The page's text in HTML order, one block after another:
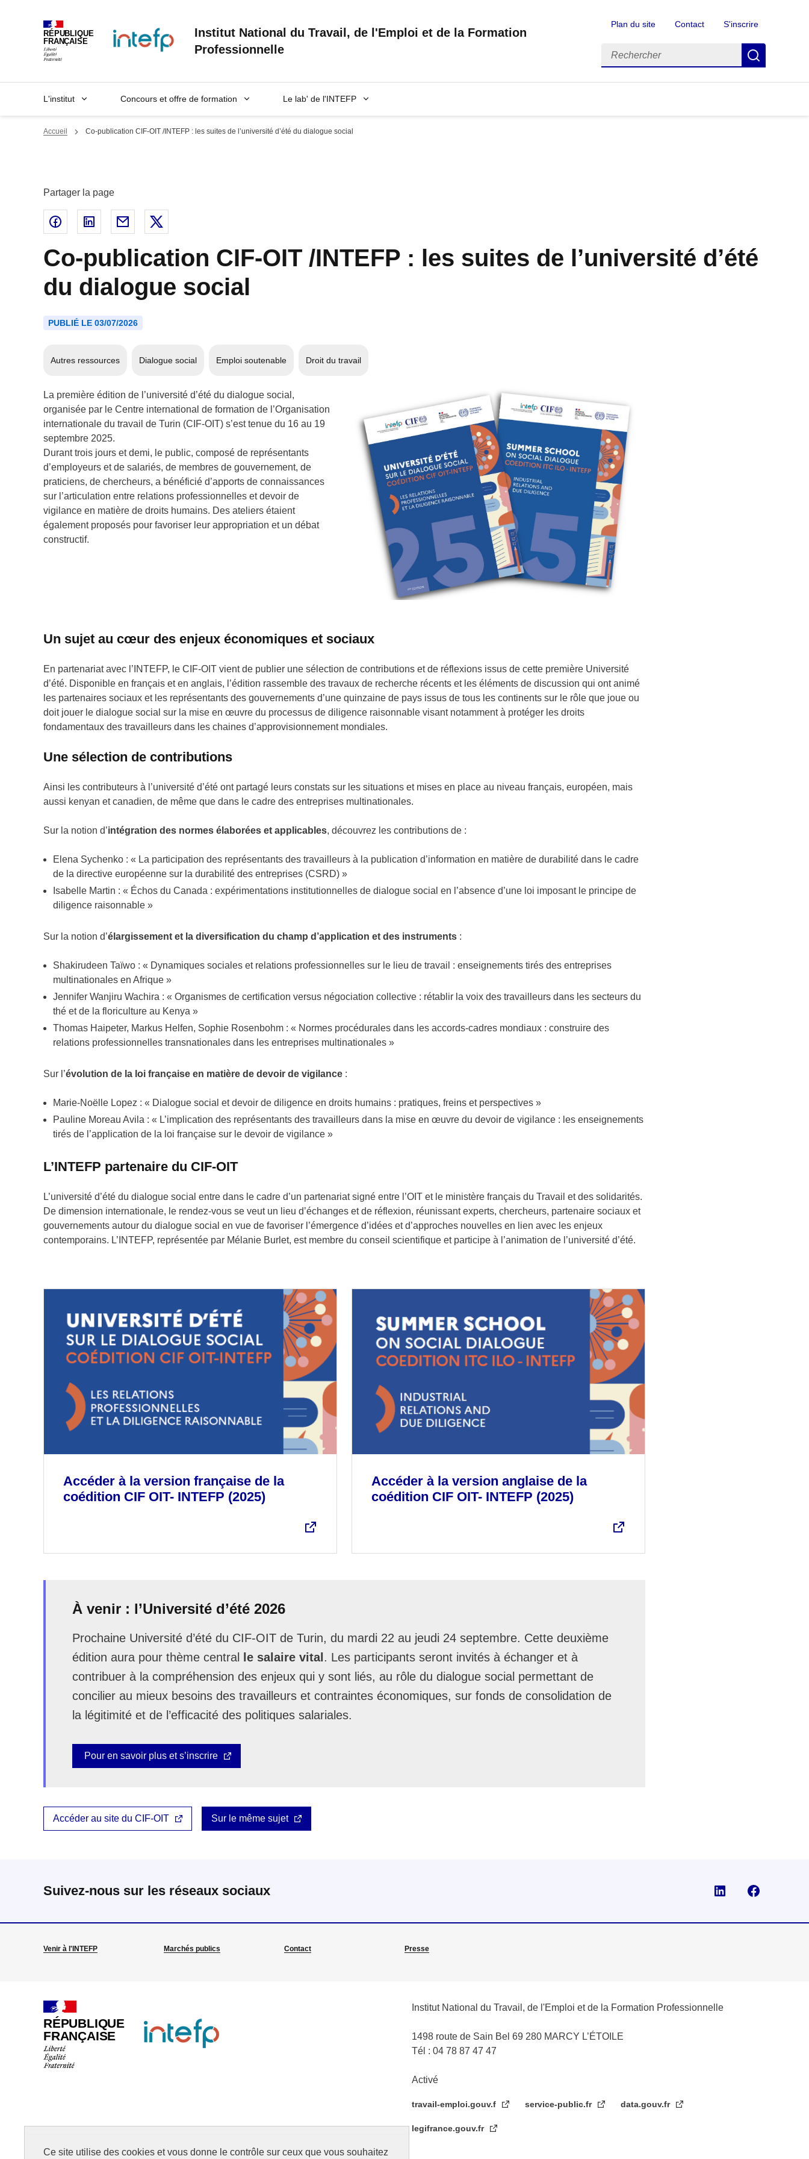
Ce site utilise des cookies et vous donne le contrôle sur ceux que vous souhaitez
RÉPUBLIQUE
FRANÇAISE
Institut National du Travail, de l'Emploi et de la Formation
Professionnelle
Plan du site Contact S'inscrire
Rechercher
L'institut Concours et offre de formation Le lab' de l'INTEFP
Accueil Co-publication CIF-OIT /INTEFP : les suites de l’université d’été du dialogue social
Partager la page
Partager sur Facebook - nouvelle fenêtre
Partager sur Linked In - nouvelle fenêtre
Partager par email - nouvelle fenêtre
Co-publication CIF-OIT /INTEFP : les suites de l’université d’été
du dialogue social
PUBLIÉ LE 03/07/2026
Autres ressources Dialogue social Emploi soutenable Droit du travail
La première édition de l’université d’été du dialogue social,
organisée par le Centre international de formation de l’Organisation
internationale du travail de Turin (CIF-OIT) s’est tenue du 16 au 19
septembre 2025.
Durant trois jours et demi, le public, composé de représentants
d’employeurs et de salariés, de membres de gouvernement, de
praticiens, de chercheurs, a bénéficié d’apports de connaissances
sur l’articulation entre relations professionnelles et devoir de
vigilance en matière de droits humains. Des ateliers étaient
également proposés pour favoriser leur appropriation et un débat
constructif.
Un sujet au cœur des enjeux économiques et sociaux
En partenariat avec l’INTEFP, le CIF-OIT vient de publier une sélection de contributions et de réflexions issus de cette première Université
d’été. Disponible en français et en anglais, l’édition rassemble des travaux de recherche récents et les éléments de discussion qui ont animé
les partenaires sociaux et les représentants des gouvernements d’une quinzaine de pays issus de tous les continents sur le rôle que joue ou
doit jouer le dialogue social sur la mise en œuvre du processus de diligence raisonnable visant notamment à protéger les droits
fondamentaux des travailleurs dans les chaines d’approvisionnement mondiales.
Une sélection de contributions
Ainsi les contributeurs à l’université d’été ont partagé leurs constats sur les situations et mises en place au niveau français, européen, mais
aussi kenyan et canadien, de même que dans le cadre des entreprises multinationales.
Sur la notion d’intégration des normes élaborées et applicables, découvrez les contributions de :
Elena Sychenko : « La participation des représentants des travailleurs à la publication d’information en matière de durabilité dans le cadre
de la directive européenne sur la durabilité des entreprises (CSRD) »
Isabelle Martin : « Échos du Canada : expérimentations institutionnelles de dialogue social en l’absence d’une loi imposant le principe de
diligence raisonnable »
Sur la notion d’élargissement et la diversification du champ d’application et des instruments :
Shakirudeen Taïwo : « Dynamiques sociales et relations professionnelles sur le lieu de travail : enseignements tirés des entreprises
multinationales en Afrique »
Jennifer Wanjiru Wachira : « Organismes de certification versus négociation collective : rétablir la voix des travailleurs dans les secteurs du
thé et de la floriculture au Kenya »
Thomas Haipeter, Markus Helfen, Sophie Rosenbohm : « Normes procédurales dans les accords-cadres mondiaux : construire des
relations professionnelles transnationales dans les entreprises multinationales »
Sur l’évolution de la loi française en matière de devoir de vigilance :
Marie-Noëlle Lopez : « Dialogue social et devoir de diligence en droits humains : pratiques, freins et perspectives »
Pauline Moreau Avila : « L’implication des représentants des travailleurs dans la mise en œuvre du devoir de vigilance : les enseignements
tirés de l’application de la loi française sur le devoir de vigilance »
L’INTEFP partenaire du CIF-OIT
L’université d’été du dialogue social entre dans le cadre d’un partenariat signé entre l’OIT et le ministère français du Travail et des solidarités.
De dimension internationale, le rendez-vous se veut un lieu d’échanges et de réflexion, réunissant experts, chercheurs, partenaire sociaux et
gouvernements autour du dialogue social en vue de favoriser l’émergence d’idées et d’approches nouvelles en lien avec les enjeux
contemporains. L’INTEFP, représentée par Mélanie Burlet, est membre du conseil scientifique et participe à l’animation de l’université d’été.
Accéder à la version française de la
coédition CIF OIT- INTEFP (2025)
Accéder à la version anglaise de la
coédition CIF OIT- INTEFP (2025)
À venir : l’Université d’été 2026
Prochaine Université d’été du CIF-OIT de Turin, du mardi 22 au jeudi 24 septembre. Cette deuxième
édition aura pour thème central
le salaire vital . Les participants seront invités à échanger et à
contribuer à la compréhension des enjeux qui y sont liés, au rôle du dialogue social permettant de
concilier au mieux besoins des travailleurs et contraintes économiques, sur fonds de consolidation de
la légitimité et de l’efficacité des politiques salariales.
Pour en savoir plus et s’inscrire
Accéder au site du CIF-OIT Sur le même sujet
Suivez-nous sur les réseaux sociaux Visiter la page
Venir à l'INTEFP Marchés publics Contact Presse
RÉPUBLIQUE
FRANÇAISE
Institut National du Travail, de l'Emploi et de la Formation Professionnelle
1498 route de Sain Bel 69 280 MARCY L’ÉTOILE
Tél : 04 78 87 47 47
Activé
travail-emploi.gouv.f service-public.fr data.gouv.fr
legifrance.gouv.fr